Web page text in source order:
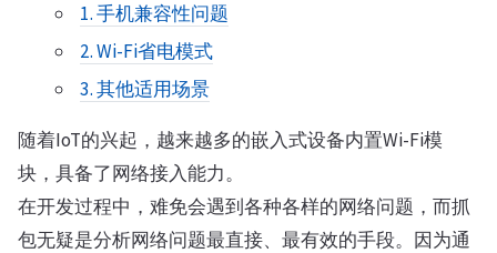
1. 手机兼容性问题
2. Wi-Fi省电模式
3. 其他适用场景
随着IoT的兴起，越来越多的嵌入式设备内置Wi-Fi模
块，具备了网络接入能力。
在开发过程中，难免会遇到各种各样的网络问题，而抓
包无疑是分析网络问题最直接、最有效的手段。因为通